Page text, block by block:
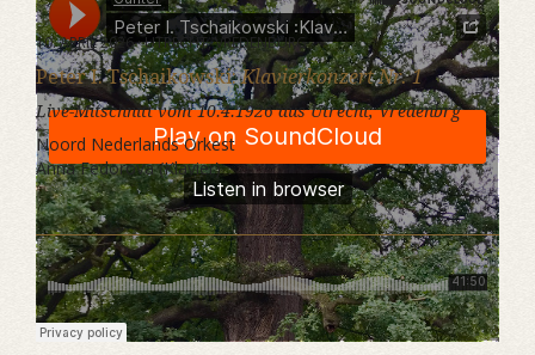
10. APRIL 2026 · UTRECHT, VREDENBURG
Peter I. Tschaikowski:Klavierkonzert Nr. 1
Live-Mitschnitt vom 10.4.1926 aus Utrecht, Vredenbrg
Noord Nederlands Orkest
Anna Fedorova (Klavier)